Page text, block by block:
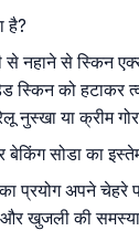
है?
से नहाने से स्किन
को हटाकर
नुस्खा या क्रीम
बेकिंग सोडा का
प्रयोग अपने
खुजली की